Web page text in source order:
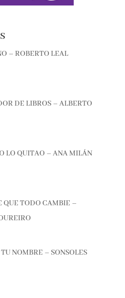
– ROBERTO LEAL
DE LIBROS – ALBERTO
LO QUITAO – ANA MILÁN
QUE TODO CAMBIE –
NOMBRE – SONSOLES